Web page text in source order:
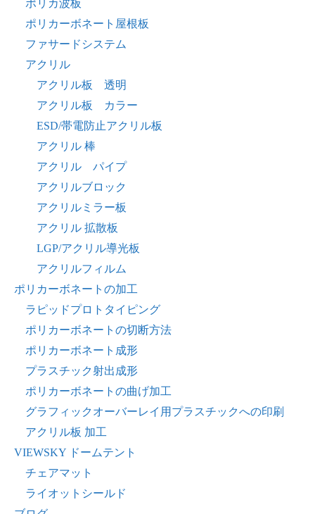
ポリカ波板
ポリカーボネート屋根板
ファサードシステム
アクリル
アクリル板 透明
アクリル板 カラー
ESD/帯電防止アクリル板
アクリル 棒
アクリル パイプ
アクリルブロック
アクリルミラー板
アクリル 拡散板
LGP/アクリル導光板
アクリルフィルム
ポリカーボネートの加工
ラピッドプロトタイピング
ポリカーボネートの切断方法
ポリカーボネート成形
プラスチック射出成形
ポリカーボネートの曲げ加工
グラフィックオーバーレイ用プラスチックへの印刷
アクリル板 加工
VIEWSKY ドームテント
チェアマット
ライオットシールド